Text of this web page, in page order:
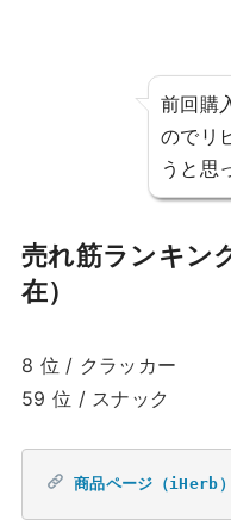
前回購
のでリ
うと思
売れ筋ランキン
在）
8 位 / クラッカー
59 位 / スナック
商品ページ（iHerb）